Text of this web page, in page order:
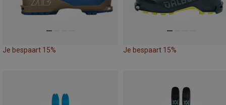
Je bespaart 15% Je bespaart 15%